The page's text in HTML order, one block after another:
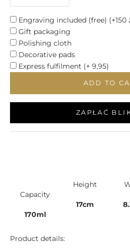
Capacity
170ml
Height
17cm
Product details:
Engraving included (free) (+150
Gift packaging
Polishing cloth
Decorative pads
Express fulfilment (+ 9,95)
ADD TO
ZAPŁAĆ